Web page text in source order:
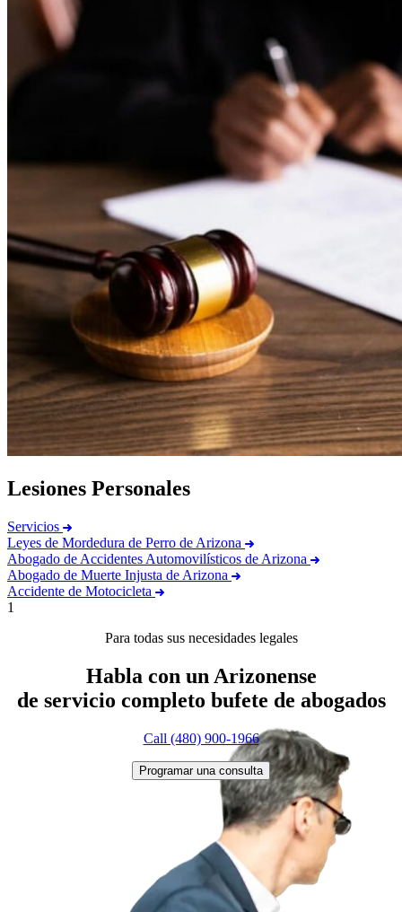
Lesiones Personales
Servicios
Leyes de Mordedura de Perro de Arizona
Abogado de Accidentes Automovilísticos de Arizona
Abogado de Muerte Injusta de Arizona
Accidente de Motocicleta
1
Para todas sus necesidades legales
Habla con un Arizonense
de servicio completo bufete de abogados
Call (480) 900-1966
Programar una consulta